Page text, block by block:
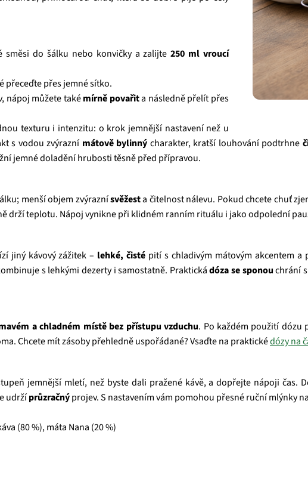
směsi do šálku nebo konvičky a zalijte250 ml vroucí
přeceďte přes jemné sítko.
nápoj můžete takémírně povařita následně přelít přes
texturu i intenzitu: o krok jemnější nastavení než u
s vodou zvýrazní mátově bylinný charakter, kratší louhování podtrhne
jemné doladění hrubosti těsně před přípravou.
menší objem zvýraznísvěžesta čitelnost nálevu. Pokud chcete chuť
drží teplotu. Nápoj vynikne při klidném ranním rituálu i jako odpolední
jiný kávový zážitek – lehké, čisté pití s chladivým mátovým akcentem
s lehkými dezerty i samostatně. Praktickádóza se sponouchrání
a chladném místě bez přístupu vzduchu. Po každém použití dózu
Chcete mít zásoby přehledně uspořádané? Vsaďte na praktickédózy na
jemnější mletí, než byste dali pražené kávě, a dopřejte nápoji čas.
udržíprůzračnýprojev. S nastavením vám pomohou přesné ruční mlýnky
(80 %), máta Nana (20 %)